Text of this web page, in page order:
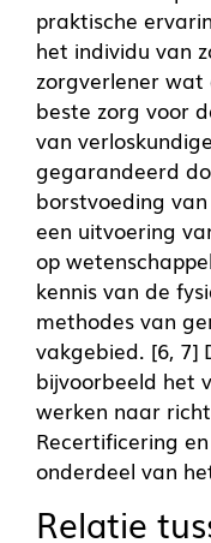
praktische
het individu van
zorgverlener
beste zorg voor
van
gegarandeerd
borstvoeding
een uitvoering
op
kennis van de
methodes van
vakgebied. [6,
bijvoorbeeld het
werken naar
Recertificering
onderdeel van
Relatie